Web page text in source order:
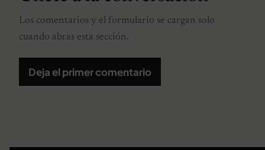
Los comentarios y el formulario se cargan solo
cuando abras esta sección.
Deja el primer comentario